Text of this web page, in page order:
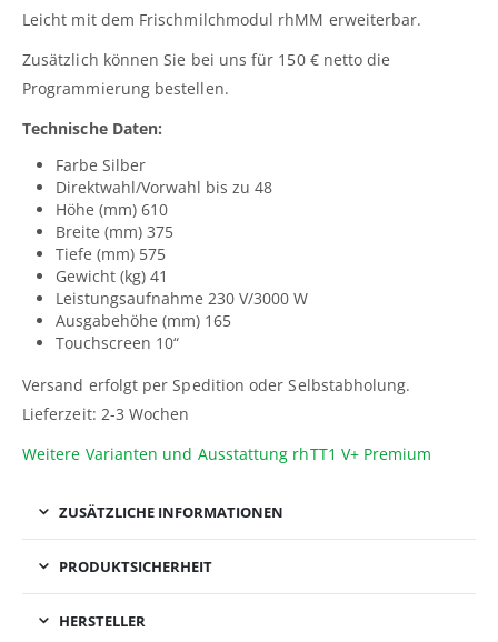
Leicht mit dem Frischmilchmodul rhMM erweiterbar.
Zusätzlich können Sie bei uns für 150 € netto die
Programmierung bestellen.
Technische Daten:
Farbe Silber
Direktwahl/Vorwahl bis zu 48
Höhe (mm) 610
Breite (mm) 375
Tiefe (mm) 575
Gewicht (kg) 41
Leistungsaufnahme 230 V/3000 W
Ausgabehöhe (mm) 165
Touchscreen 10“
Versand erfolgt per Spedition oder Selbstabholung.
Lieferzeit: 2-3 Wochen
Weitere Varianten und Ausstattung rhTT1 V+ Premium
ZUSÄTZLICHE INFORMATIONEN
PRODUKTSICHERHEIT
HERSTELLER